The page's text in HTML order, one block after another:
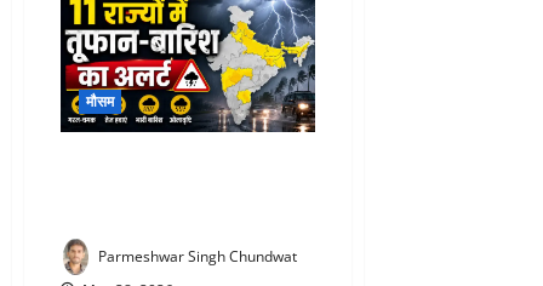
मौसम
Parmeshwar Singh Chundwat